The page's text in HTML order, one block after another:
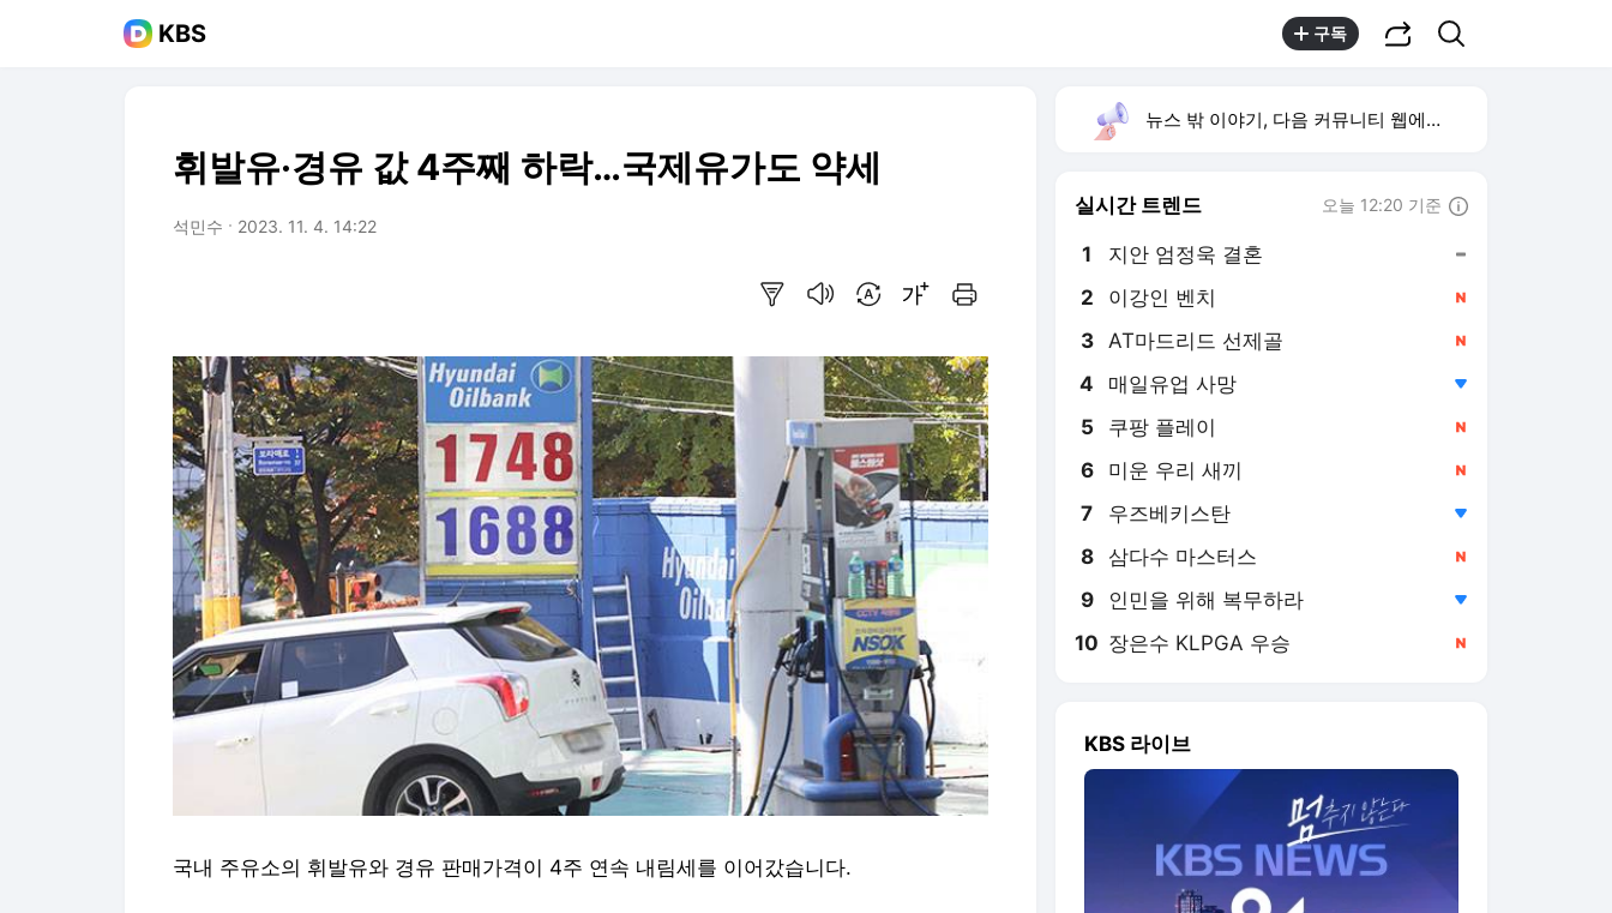
KBS 구독
휘발유·경유 값 4주째 하락…국제유가도 약세
석민수 2023. 11. 4. 14:22
국내 주유소의 휘발유와 경유 판매가격이 4주 연속 내림세를 이어갔습니다.
뉴스 밖 이야기, 다음 커뮤니티 웹에서 보기
실시간 트렌드 오늘 12:20 기준
1 지안 엄정욱 결혼
2 이강인 벤치
3 AT마드리드 선제골
4 매일유업 사망
5 쿠팡 플레이
6 미운 우리 새끼
7 우즈베키스탄
8 삼다수 마스터스
9 인민을 위해 복무하라
10 장은수 KLPGA 우승
KBS 라이브